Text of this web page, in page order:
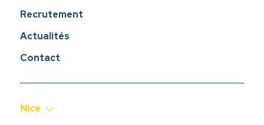
Recrutement
Actualités
Contact
Nice